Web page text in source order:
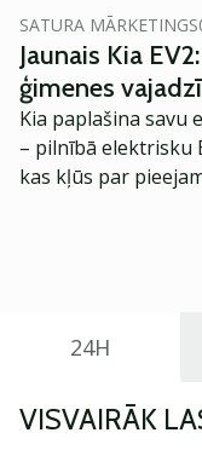
rezervju sistēma
procentu likmes
SATURA MĀRKETINGS
Jaunais Kia
ģimenes
Kia paplašina savu
– pilnībā elektrisku
kas kļūs par
24H
VISVAIRĀK